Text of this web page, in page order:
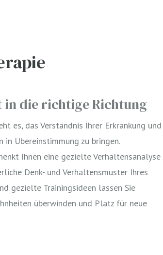
die richtige Richtung
es, das Verständnis Ihrer Erkrankung und
in Übereinstimmung zu bringen.
Ihnen eine gezielte Verhaltensanalyse
Denk- und Verhaltensmuster Ihres
gezielte Trainingsideen lassen Sie
überwinden und Platz für neue